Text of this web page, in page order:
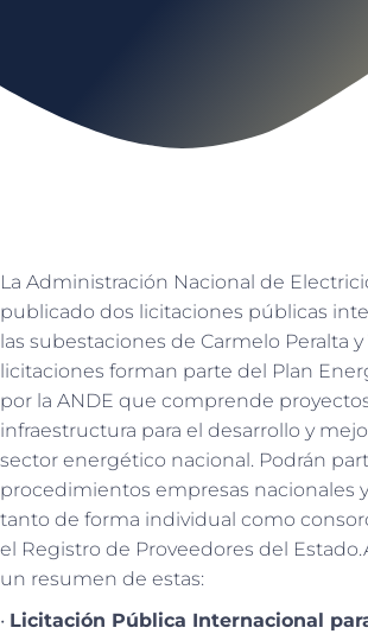
La Administración Nacional de
publicado dos licitaciones públicas
las subestaciones de Carmelo Peralta y
licitaciones forman parte del Plan
por la ANDE que comprende
infraestructura para el desarrollo y
sector energético nacional. Podrán
procedimientos empresas nacionales
tanto de forma individual como
el Registro de Proveedores del
un resumen de estas:
• Licitación Pública Internacional